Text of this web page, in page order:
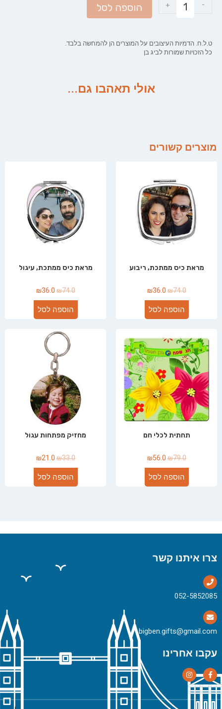
-
+ הוספה לסל
ט.ל.ח. הדמיות העיצובים על המוצרים הן להמחשה בלבד.
כל הזכויות שמורות לביג בן
אולי תאהבו גם...
מוצרים קשורים
מראת כיס ממתכת, ריבוע
₪74.0
₪36.0
הוספה לסל
מראת כיס ממתכת, עיגול
₪74.0
₪36.0
הוספה לסל
תחתית לכלי חם
₪79.0
₪56.0
הוספה לסל
מחזיק מפתחות עגול
₪33.0
₪21.0
הוספה לסל
צרו איתנו קשר
bigben.gifts@gmail.com
עקבו אחרינו